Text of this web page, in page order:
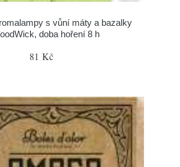
s vůní máty a bazalky
doba hoření 8 h
81 Kč